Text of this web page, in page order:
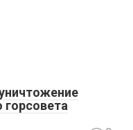
горсовета